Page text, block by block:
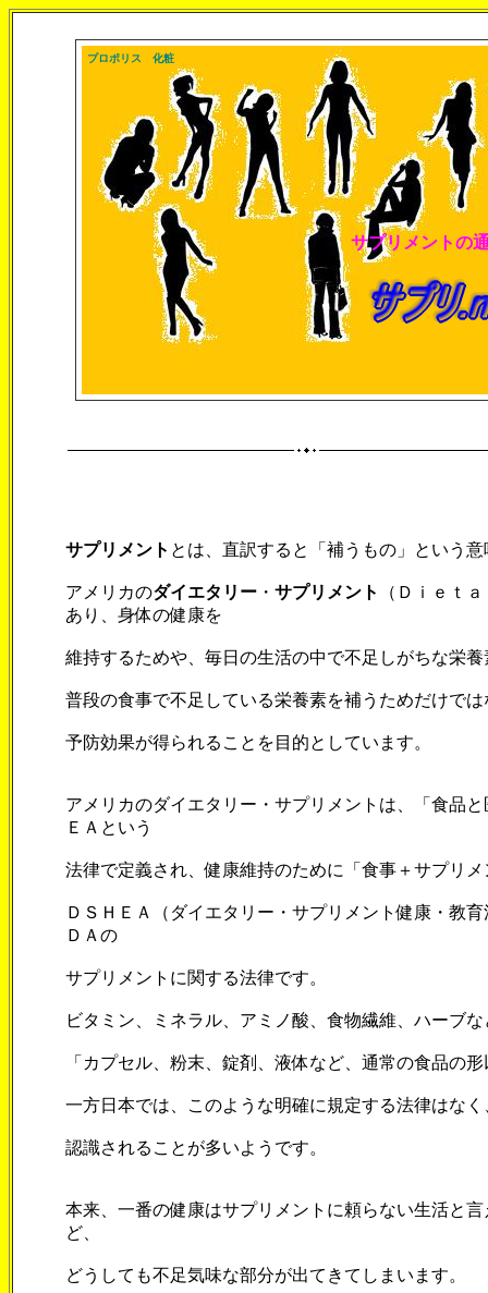
プロポリス 化粧
サプリメントの
サプリメント とは、直訳すると「補うもの」という
アメリカのダイエタリー ・ サプリメント
（Ｄｉｅｔ
あり、身体の健康を
維持するためや、毎日の生活の中で不足しがちな栄
普段の食事で不足している栄養素を補うためだけで
予防効果が得られることを目的としています。
アメリカのダイエタリー・サプリメントは、「食品
ＥＡという
法律で定義され、健康維持のために「食事＋サプリ
ＤＳＨＥＡ（ダイエタリー・サプリメント健康・教
ＤＡの
サプリメントに関する法律です。
ビタミン、ミネラル、アミノ酸、食物繊維、ハーブ
「カプセル、粉末、錠剤、液体など、通常の食品の
一方日本では、このような明確に規定する法律はな
認識されることが多いようです。
本来、一番の健康はサプリメントに頼らない生活と
ど、
どうしても不足気味な部分が出てきてしまいます。